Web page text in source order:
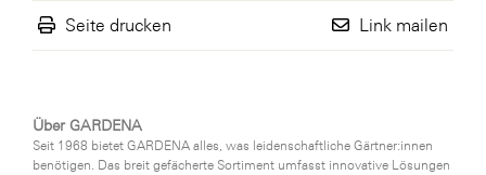
Seite drucken Link mailen
Über GARDENA
Seit 1968 bietet GARDENA alles, was leidenschaftliche Gärtner:innen
benötigen. Das breit gefächerte Sortiment umfasst innovative Lösungen